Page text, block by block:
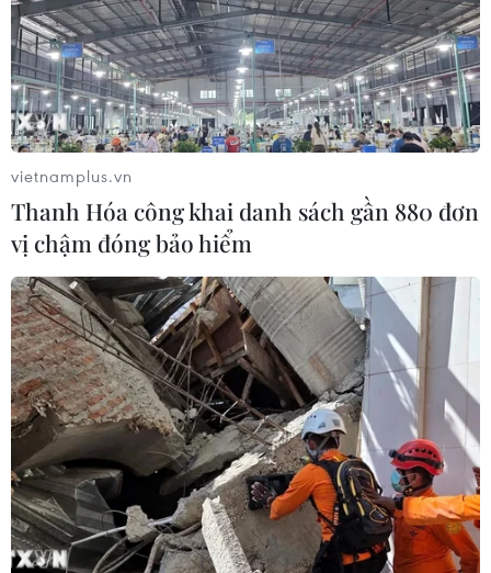
vietnamplus.vn
Thanh Hóa công khai danh sách gần 880 đơn
vị chậm đóng bảo hiểm